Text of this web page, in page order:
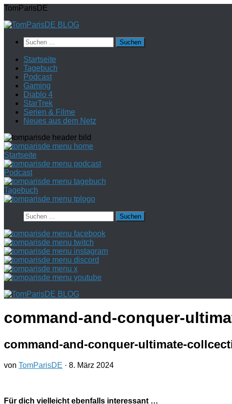
Zum
springen
TomParisDE
Suchen
nach:
Startseite
Tagebuch
Podcast
Gaming
Diablo 4
StarTrek
Serien & Filme
Neues aus dem Netz
Startseite
Podcast
Tagebuch
Suchen
nach:
command-and-conquer-
command-and-conquer-ultimate-
von TomParisDE · 8. März 2024
Für dich vielleicht ebenfalls interessant …